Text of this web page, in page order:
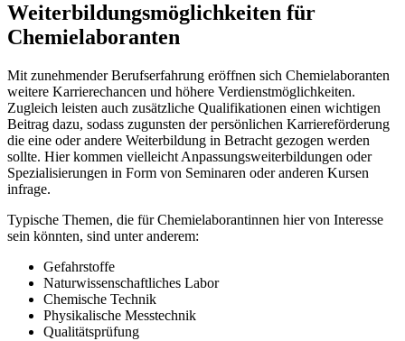
Weiterbildungsmöglichkeiten für
Chemielaboranten
Mit zunehmender Berufserfahrung eröffnen sich Chemielaboranten
weitere Karrierechancen und höhere Verdienstmöglichkeiten.
Zugleich leisten auch zusätzliche Qualifikationen einen wichtigen
Beitrag dazu, sodass zugunsten der persönlichen Karriereförderung
die eine oder andere Weiterbildung in Betracht gezogen werden
sollte. Hier kommen vielleicht Anpassungsweiterbildungen oder
Spezialisierungen in Form von Seminaren oder anderen Kursen
infrage.
Typische Themen, die für Chemielaborantinnen hier von Interesse
sein könnten, sind unter anderem:
Gefahrstoffe
Naturwissenschaftliches Labor
Chemische Technik
Physikalische Messtechnik
Qualitätsprüfung